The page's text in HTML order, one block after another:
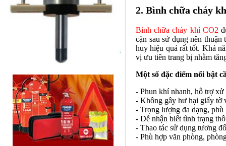
2. Bình chữa cháy
Bình chữa cháy khí CO2
cặn sau sử dụng nên
huy hiệu quả rất tốt. Khả
vị ưu tiên trang bị nhằm
Một số đặc điểm nổi bật
- Phun khí nhanh, hỗ trợ
- Không gây hư hại giấy tờ
- Trọng lượng đa dạng,
- Dễ nhận biết tình trạng
- Thao tác sử dụng tương
- Phù hợp văn phòng,